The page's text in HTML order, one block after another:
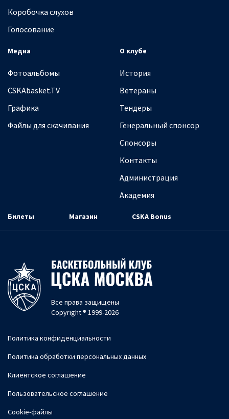
Коробочка слухов
Голосование
Медиа
Фотоальбомы
CSKAbasket.TV
Графика
Файлы для скачивания
О клубе
История
Ветераны
Тендеры
Генеральный спонсор
Спонсоры
Контакты
Администрация
Академия
Билеты Магазин CSKA Bonus
Все права защищены
Copyright ® 1999-2026
Политика конфиденциальности
Политика обработки персональных данных
Клиентское соглашение
Пользовательское соглашение
Cookie-файлы